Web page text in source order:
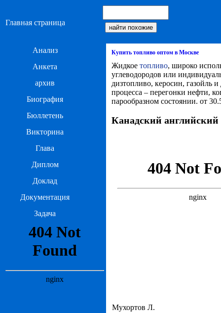
Главная страница
Анализ
Анкета
архив
Биография
Бюллетень
Викторина
Глава
Диплом
Доклад
Документация
Задача
Купить топливо оптом в Москве
Жидкое топливо, широко
углеводородов или
дизтопливо, керосин, газойль
процесса – перегонки нефти,
парообразном состоянии. от
Канадский английский
Мухортов Л.